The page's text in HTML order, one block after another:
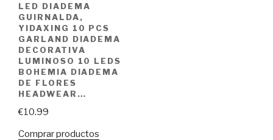
LED DIADEMA
GUIRNALDA,
YIDAXING 10 PCS
GARLAND DIADEMA
DECORATIVA
LUMINOSO 10 LEDS
BOHEMIA DIADEMA
DE FLORES
HEADWEAR…
€10.99
Comprar productos